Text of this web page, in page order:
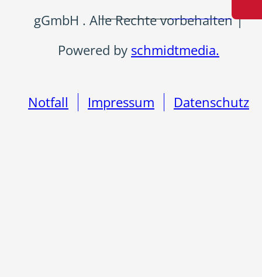
gGmbH . Alle Rechte vorbehalten |
Powered by schmidtmedia.
Notfall Impressum Datenschutz